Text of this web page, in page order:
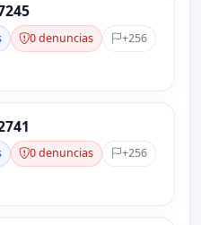
0 denuncias
+256
0 denuncias
+256